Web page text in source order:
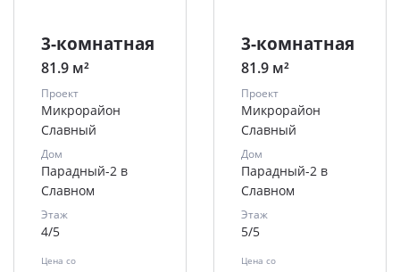
3-комнатная
81.9 м²
Проект
Микрорайон
Славный
Дом
Парадный-2 в
Славном
Этаж
4/5
Цена со
3-комнатная
81.9 м²
Проект
Микрорайон
Славный
Дом
Парадный-2 в
Славном
Этаж
5/5
Цена со